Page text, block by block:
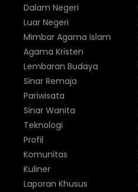
Dalam Negeri
Luar Negeri
Mimbar Agama Islam
Agama Kristen
Lembaran Budaya
Sinar Remaja
Pariwisata
Sinar Wanita
Teknologi
Profil
Komunitas
Kuliner
Laporan Khusus